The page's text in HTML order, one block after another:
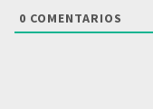
0 COMENTARIOS